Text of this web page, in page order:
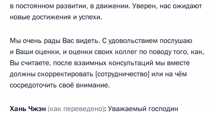
в постоянном развитии, в движении. Уверен, нас ожидают
новые достижения и успехи.
Мы очень рады Вас видеть. С удовольствием послушаю
и Ваши оценки, и оценки своих коллег по поводу того, как,
Вы считаете, после взаимных консультаций мы вместе
должны скорректировать [сотрудничество] или на чём
сосредоточить своё внимание.
Хань Чжэн (как переведено): Уважаемый господин